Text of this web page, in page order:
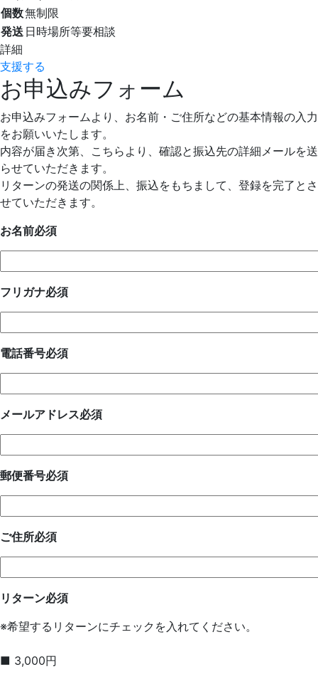
個数無制限
発送 日時場所等要相談
詳細
支援する
お申込みフォーム
お申込みフォームより、お名前・ご住所などの基本情報の入力
をお願いいたします。
内容が届き次第、こちらより、確認と振込先の詳細メールを送
らせていただきます。
リターンの発送の関係上、振込をもちまして、登録を完了とさ
せていただきます。
お名前必須
フリガナ必須
電話番号必須
メールアドレス必須
郵便番号必須
ご住所必須
リターン必須
※希望するリターンにチェックを入れてください。
■ 3,000円